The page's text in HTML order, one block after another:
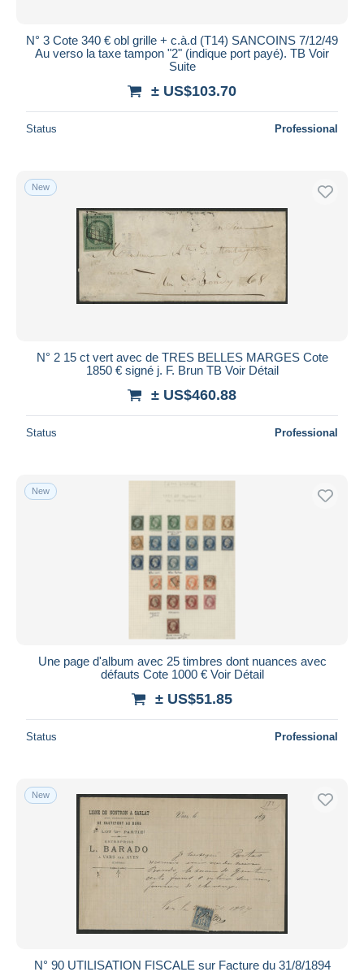
N° 3 Cote 340 € obl grille + c.à.d (T14) SANCOINS 7/12/49
Au verso la taxe tampon "2" (indique port payé). TB Voir
Suite
± US$103.70
Status Professional
New
N° 2 15 ct vert avec de TRES BELLES MARGES Cote
1850 € signé j. F. Brun TB Voir Détail
± US$460.88
Status Professional
New
Une page d'album avec 25 timbres dont nuances avec
défauts Cote 1000 € Voir Détail
± US$51.85
Status Professional
New
N° 90 UTILISATION FISCALE sur Facture du 31/8/1894